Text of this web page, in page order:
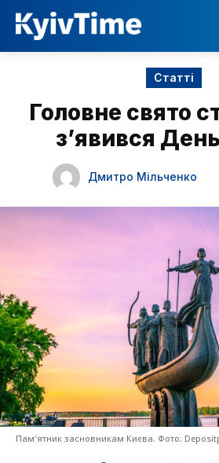
Статті
Головне свято
з’явився
Дмитро Мільченко
Пам'ятник засновникам Києва. Фото: